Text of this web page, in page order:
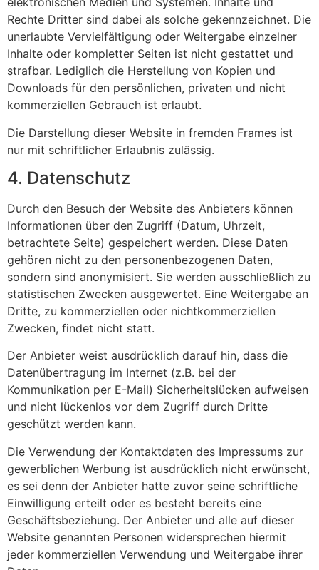
Rechte Dritter sind dabei als solche gekennzeichnet. Die
unerlaubte Vervielfältigung oder Weitergabe einzelner
Inhalte oder kompletter Seiten ist nicht gestattet und
strafbar. Lediglich die Herstellung von Kopien und
Downloads für den persönlichen, privaten und nicht
kommerziellen Gebrauch ist erlaubt.
Die Darstellung dieser Website in fremden Frames ist
nur mit schriftlicher Erlaubnis zulässig.
4. Datenschutz
Durch den Besuch der Website des Anbieters können
Informationen über den Zugriff (Datum, Uhrzeit,
betrachtete Seite) gespeichert werden. Diese Daten
gehören nicht zu den personenbezogenen Daten,
sondern sind anonymisiert. Sie werden ausschließlich zu
statistischen Zwecken ausgewertet. Eine Weitergabe an
Dritte, zu kommerziellen oder nichtkommerziellen
Zwecken, findet nicht statt.
Der Anbieter weist ausdrücklich darauf hin, dass die
Datenübertragung im Internet (z.B. bei der
Kommunikation per E-Mail) Sicherheitslücken aufweisen
und nicht lückenlos vor dem Zugriff durch Dritte
geschützt werden kann.
Die Verwendung der Kontaktdaten des Impressums zur
gewerblichen Werbung ist ausdrücklich nicht erwünscht,
es sei denn der Anbieter hatte zuvor seine schriftliche
Einwilligung erteilt oder es besteht bereits eine
Geschäftsbeziehung. Der Anbieter und alle auf dieser
Website genannten Personen widersprechen hiermit
jeder kommerziellen Verwendung und Weitergabe ihrer